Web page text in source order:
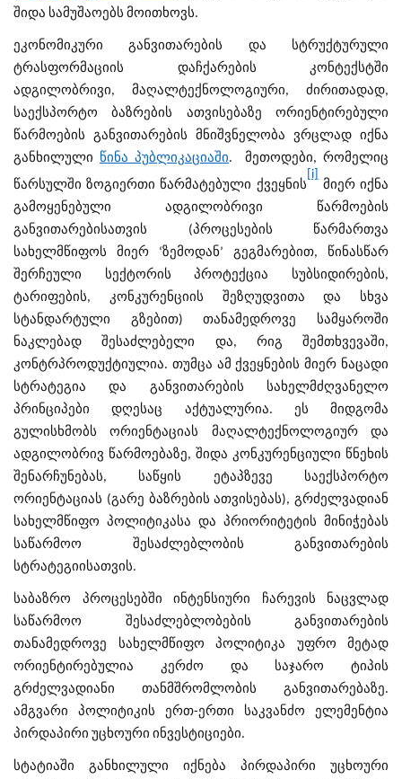
შიდა სამუშაოებს მოითხოვს.
ეკონომიკური განვითარების და სტრუქტურული
ტრასფორმაციის დაჩქარების კონტექსტში
ადგილობრივი, მაღალტექნოლოგიური, ძირითადად,
საექსპორტო ბაზრების ათვისებაზე ორიენტირებული
წარმოების განვითარების მნიშვნელობა ვრცლად იქნა
განხილული წინა პუბლიკაციაში. მეთოდები, რომელიც
წარსულში ზოგიერთი წარმატებული ქვეყნის
[i]
მიერ იქნა
გამოყენებული ადგილობრივი წარმოების
განვითარებისათვის (პროცესების წარმართვა
სახელმწიფოს მიერ ‘ზემოდან’ გეგმარებით, წინასწარ
შერჩეული სექტორის პროტექცია სუბსიდირების,
ტარიფების, კონკურენციის შეზღუდვითა და სხვა
სტანდარტული გზებით) თანამედროვე სამყაროში
ნაკლებად შესაძლებელი და, რიგ შემთხვევაში,
კონტრპროდუქტიულია. თუმცა ამ ქვეყნების მიერ ნაცადი
სტრატეგია და განვითარების სახელმძღვანელო
პრინციპები დღესაც აქტუალურია. ეს მიდგომა
გულისხმობს ორიენტაციას მაღალტექნოლოგიურ და
ადგილობრივ წარმოებაზე, შიდა კონკურენციული წნეხის
შენარჩუნებას, საწყის ეტაპზევე საექსპორტო
ორიენტაციას (გარე ბაზრების ათვისებას), გრძელვადიან
სახელმწიფო პოლიტიკასა და პრიორიტეტის მინიჭებას
საწარმოო შესაძლებლობის განვითარების
სტრატეგიისათვის.
საბაზრო პროცესებში ინტენსიური ჩარევის ნაცვლად
საწარმოო შესაძლებლობების განვითარების
თანამედროვე სახელმწიფო პოლიტიკა უფრო მეტად
ორიენტირებულია კერძო და საჯარო ტიპის
გრძელვადიანი თანმშრომლობის განვითარებაზე.
ამგვარი პოლიტიკის ერთ-ერთი საკვანძო ელემენტია
პირდაპირი უცხოური ინვესტიციები.
სტატიაში განხილული იქნება პირდაპირი უცხოური